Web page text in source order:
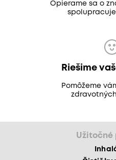
Opierame sa o
Riešime
Pomôžeme
Užitočné